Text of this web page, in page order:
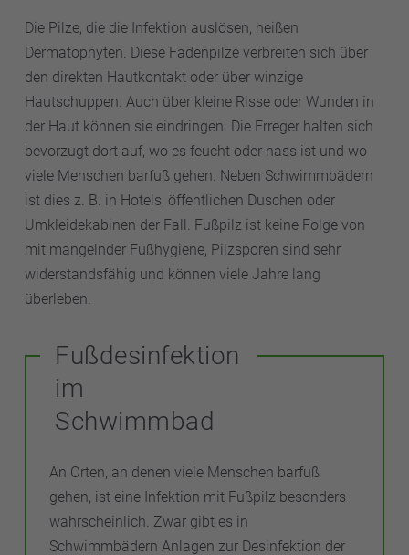
Die Pilze, die die Infektion auslösen, heißen
Dermatophyten. Diese Fadenpilze verbreiten sich über
den direkten Hautkontakt oder über winzige
Hautschuppen. Auch über kleine Risse oder Wunden in
der Haut können sie eindringen. Die Erreger halten sich
bevorzugt dort auf, wo es feucht oder nass ist und wo
viele Menschen barfuß gehen. Neben Schwimmbädern
ist dies z. B. in Hotels, öffentlichen Duschen oder
Umkleidekabinen der Fall. Fußpilz ist keine Folge von
mit mangelnder Fußhygiene, Pilzsporen sind sehr
widerstandsfähig und können viele Jahre lang
überleben.
Fußdesinfektion
im
Schwimmbad
An Orten, an denen viele Menschen barfuß
gehen, ist eine Infektion mit Fußpilz besonders
wahrscheinlich. Zwar gibt es in
Schwimmbädern Anlagen zur Desinfektion der